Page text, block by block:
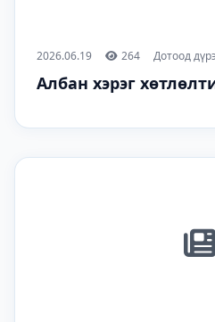
2026.06.19 264 Дотоод
Албан хэрэг